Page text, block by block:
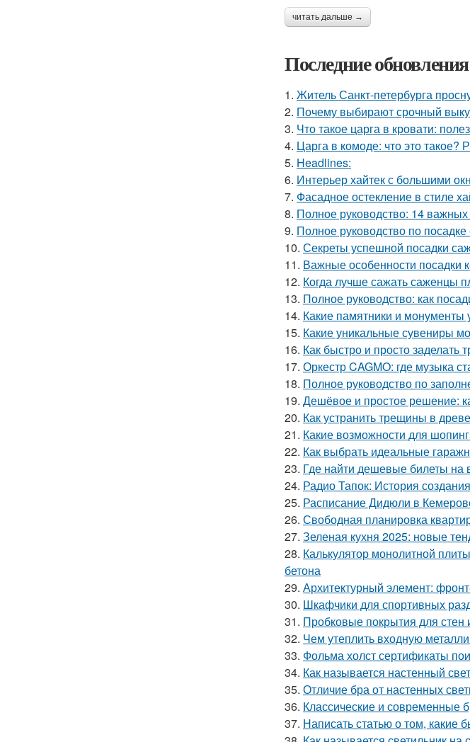
читать дальше →
Последние
1. Житель Санкт-петербурга
2. Почему выбирают срочный
3. Что такое царга в кровати:
4. Царга в комоде: что это такое?
5. Headlines:
6. Интерьер хайтек с большими
7. Фасадное остекление в стиле
8. Полное руководство: 14
9. Полное руководство по
10. Секреты успешной посадки
11. Важные особенности посадки
12. Когда лучше сажать саженцы
13. Полное руководство: как
14. Какие памятники и
15. Какие уникальные сувениры
16. Как быстро и просто заделать
17. Оркестр CAGMO: где музыка
18. Полное руководство по
19. Дешёвое и простое решение:
20. Как устранить трещины в
21. Какие возможности для
22. Как выбрать идеальные
23. Где найти дешевые билеты на
24. Радио Тапок: История
25. Расписание Дидюли в
26. Свободная планировка
27. Зеленая кухня 2025: новые
28. Калькулятор монолитной
бетона
29. Архитектурный элемент:
30. Шкафчики для спортивных
31. Пробковые покрытия для стен
32. Чем утеплить входную
33. Фольма холст сертификаты
34. Как называется настенный
35. Отличие бра от настенных
36. Классические и современные
37. Написать статью о том, какие